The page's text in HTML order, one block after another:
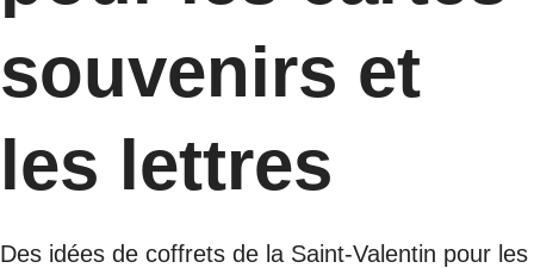
souvenirs et
les lettres
Des idées de coffrets de la Saint-Valentin pour les